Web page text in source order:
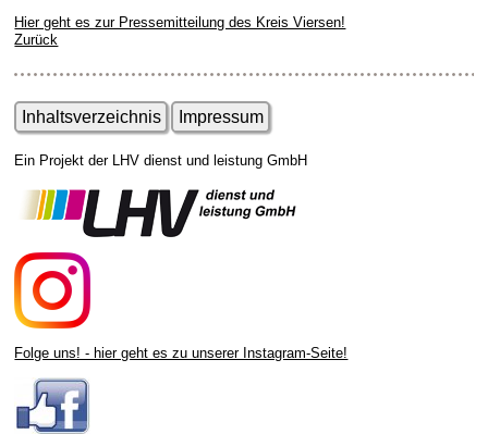
Hier geht es zur Pressemitteilung des Kreis Viersen!
Zurück
Inhaltsverzeichnis Impressum
Ein Projekt der LHV dienst und leistung GmbH
Folge uns! - hier geht es zu unserer Instagram-Seite!